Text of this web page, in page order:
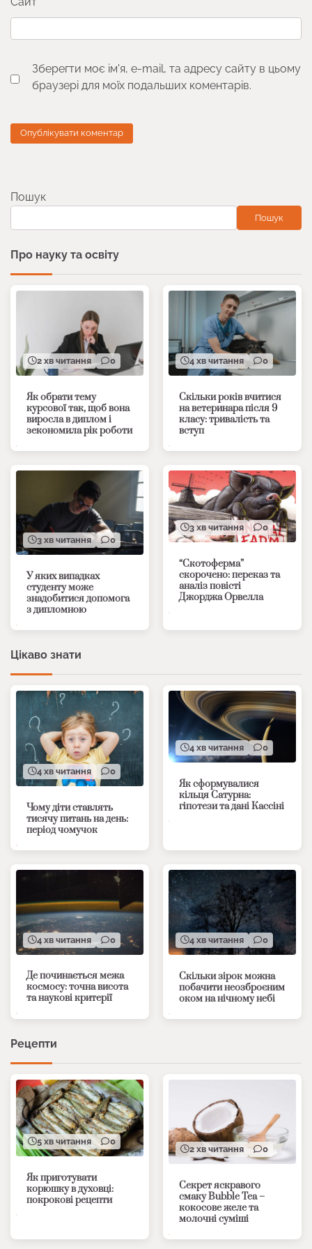
Зберегти моє ім'я, e-mail, та адресу сайту в цьому
браузері для моїх подальших коментарів.
Пошук
Пошук
Про науку та освіту
2 хв читання 0
Як обрати тему
курсової так, щоб вона
виросла в диплом і
зекономила рік роботи
4 хв читання 0
Скільки років вчитися
на ветеринара після 9
класу: тривалість та
вступ
3 хв читання 0
У яких випадках
студенту може
знадобитися допомога
з дипломною
3 хв читання 0
“Скотоферма”
скорочено: переказ та
аналіз повісті
Джорджа Орвелла
Цікаво знати
4 хв читання 0
Чому діти ставлять
тисячу питань на день:
період чомучок
4 хв читання 0
Як сформувалися
кільця Сатурна:
гіпотези та дані Кассіні
4 хв читання 0
Де починається межа
космосу: точна висота
та наукові критерії
4 хв читання 0
Скільки зірок можна
побачити неозброєним
оком на нічному небі
Рецепти
5 хв читання 0
Як приготувати
корюшку в духовці:
покрокові рецепти
2 хв читання 0
Секрет яскравого
смаку Bubble Tea –
кокосове желе та
молочні суміші